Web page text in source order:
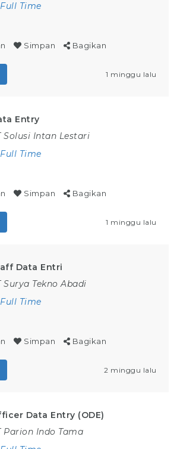
Full Time
Simpan Bagikan
1 minggu lalu
Entry
Solusi Intan Lestari
Full Time
Simpan Bagikan
1 minggu lalu
Data Entri
Surya Tekno Abadi
Full Time
Simpan Bagikan
2 minggu lalu
Data Entry (ODE)
Parion Indo Tama